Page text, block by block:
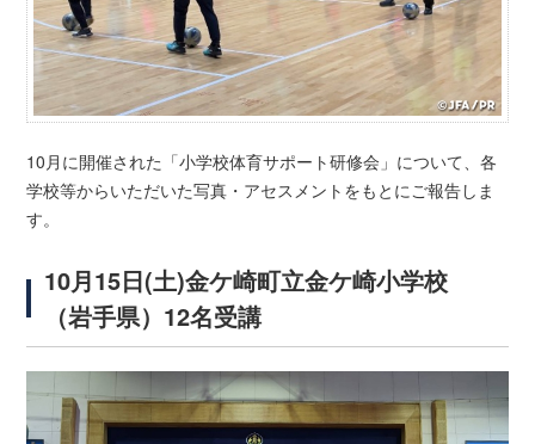
10月に開催された「小学校体育サポート研修会」について、各
学校等からいただいた写真・アセスメントをもとにご報告しま
す。
10月15日(土)金ケ崎町立金ケ崎小学校
（岩手県）12名受講